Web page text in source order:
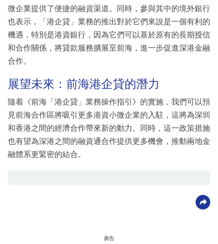
微企業提供了便捷的融資渠道。同時，參與其中的境外銀行
也表示，「港企貸」業務的推出對於它們來說是一個有利的
機遇，特別是港資銀行，因為它們可以基於原有的長期授信
和合作關係，將貸款服務擴展至前海，進一步促進深港金融
合作。
展望未來：前海港企貸的潛力
隨着《前海「港企貸」業務操作指引》的實施，我們可以預
見前海合作區將吸引更多港資小微企業的入駐，這將為深圳
和香港之間的經濟合作帶來新的動力。同時，這一政策措施
也有望為深港之間的融資通合作提供更多機會，推動兩地金
融體系更緊密的結合。
廣告